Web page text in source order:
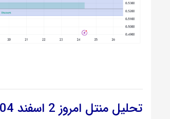
تحلیل منتل امروز 2 اسفند